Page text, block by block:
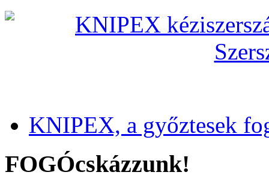
KNIPEX, a győztesek
FOGÓcskázzunk!